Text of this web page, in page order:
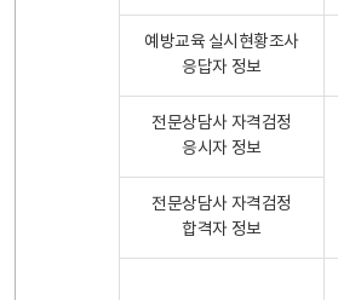
예방교육 실시현황조사
응답자 정보
전문상담사 자격검정
응시자 정보
전문상담사 자격검정
합격자 정보